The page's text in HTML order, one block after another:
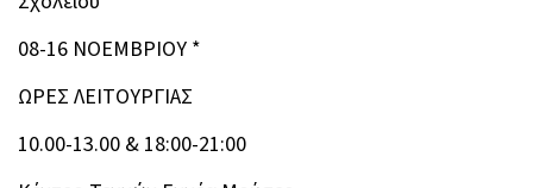
08-16 ΝΟΕΜΒΡΙΟΥ *
ΩΡΕΣ ΛΕΙΤΟΥΡΓΙΑΣ
10.00-13.00 & 18:00-21:00